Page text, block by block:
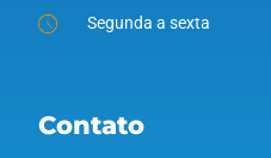
Segunda a sexta
Contato